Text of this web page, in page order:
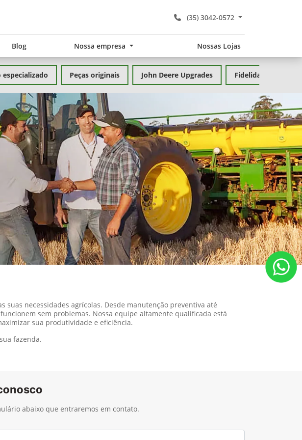
(35) 3042-0572
Blog Nossa empresa Nossas Lojas
especializado Peças originais John Deere Upgrades Fidelidade
suas necessidades agrícolas. Desde manutenção preventiva até
sem problemas. Nossa equipe altamente qualificada está
sua produtividade e eficiência.
fazenda.
abaixo que entraremos em contato.